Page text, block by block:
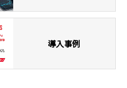
導入事例